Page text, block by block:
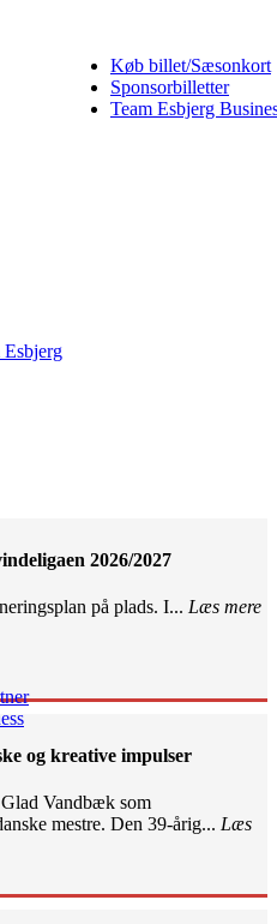
Køb billet/Sæsonkort
Sponsorbilletter
Team Esbjerg
2026/2027
på plads. I... Læs mere
og kreative impulser
Glad Vandbæk som
mestre. Den 39-årig... Læs